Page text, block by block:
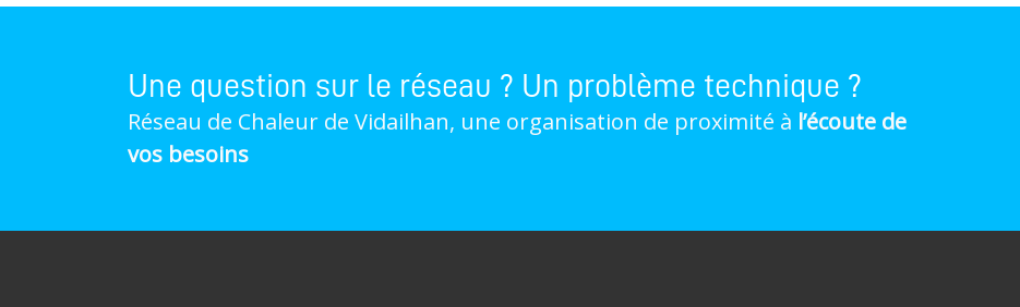
Une question sur le réseau ? Un problème technique ?
Réseau de Chaleur de Vidailhan, une organisation de proximité à l’écoute de
vos besoins